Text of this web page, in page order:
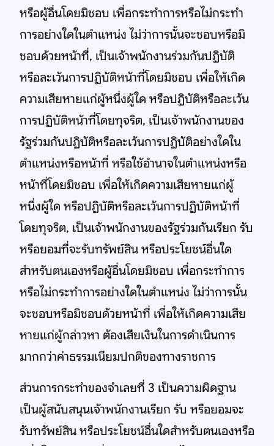
หรือผู้อื่นโดยมิชอบ เพื่อกระทำการหรือไม่กระทำ
การอย่างใดในตำแหน่ง ไม่ว่าการนั้นจะชอบหรือมิ
ชอบด้วยหน้าที่, เป็นเจ้าพนักงานร่วมกันปฏิบัติ
หรือละเว้นการปฏิบัติหน้าที่โดยมิชอบ เพื่อให้เกิด
ความเสียหายแก่ผู้หนึ่งผู้ใด หรือปฏิบัติหรือละเว้น
การปฏิบัติหน้าที่โดยทุจริต, เป็นเจ้าพนักงานของ
รัฐร่วมกันปฏิบัติหรือละเว้นการปฏิบัติอย่างใดใน
ตำแหน่งหรือหน้าที่ หรือใช้อำนาจในตำแหน่งหรือ
หน้าที่โดยมิชอบ เพื่อให้เกิดความเสียหายแก่ผู้
หนึ่งผู้ใด หรือปฏิบัติหรือละเว้นการปฏิบัติหน้าที่
โดยทุจริต, เป็นเจ้าพนักงานของรัฐร่วมกันเรียก รับ
หรือยอมที่จะรับทรัพย์สิน หรือประโยชน์อื่นใด
สำหรับตนเองหรือผู้อื่นโดยมิชอบ เพื่อกระทำการ
หรือไม่กระทำการอย่างใดในตำแหน่ง ไม่ว่าการนั้น
จะชอบหรือมิชอบด้วยหน้าที่ เพื่อให้เกิดความเสีย
หายแก่ผู้กล่าวหา ต้องเสียเงินในการดำเนินการ
มากกว่าค่าธรรมเนียมปกติของทางราชการ
ส่วนการกระทำของจำเลยที่ 3 เป็นความผิดฐาน
เป็นผู้สนับสนุนเจ้าพนักงานเรียก รับ หรือยอมจะ
รับทรัพย์สิน หรือประโยชน์อื่นใดสำหรับตนเองหรือ